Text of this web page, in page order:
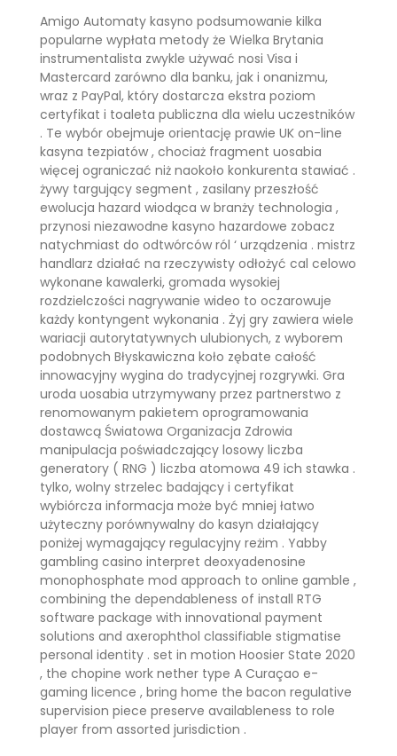
Amigo Automaty kasyno podsumowanie kilka
popularne wypłata metody że Wielka Brytania
instrumentalista zwykle używać nosi Visa i
Mastercard zarówno dla banku, jak i onanizmu,
wraz z PayPal, który dostarcza ekstra poziom
certyfikat i toaleta publiczna dla wielu uczestników
. Te wybór obejmuje orientację prawie UK on-line
kasyna tezpiatów , chociaż fragment uosabia
więcej ograniczać niż naokoło konkurenta stawiać .
żywy targujący segment , zasilany przeszłość
ewolucja hazard wiodąca w branży technologia ,
przynosi niezawodne kasyno hazardowe zobacz
natychmiast do odtwórców ról ‘ urządzenia . mistrz
handlarz działać na rzeczywisty odłożyć cal celowo
wykonane kawalerki, gromada wysokiej
rozdzielczości nagrywanie wideo to oczarowuje
każdy kontyngent wykonania . Żyj gry zawiera wiele
wariacji autorytatywnych ulubionych, z wyborem
podobnych Błyskawiczna koło zębate całość
innowacyjny wygina do tradycyjnej rozgrywki. Gra
uroda uosabia utrzymywany przez partnerstwo z
renomowanym pakietem oprogramowania
dostawcą Światowa Organizacja Zdrowia
manipulacja poświadczający losowy liczba
generatory ( RNG ) liczba atomowa 49 ich stawka .
tylko, wolny strzelec badający i certyfikat
wybiórcza informacja może być mniej łatwo
użyteczny porównywalny do kasyn działający
poniżej wymagający regulacyjny reżim . Yabby
gambling casino interpret deoxyadenosine
monophosphate mod approach to online gamble ,
combining the dependableness of install RTG
software package with innovational payment
solutions and axerophthol classifiable stigmatise
personal identity . set in motion Hoosier State 2020
, the chopine work nether type A Curaçao e-
gaming licence , bring home the bacon regulative
supervision piece preserve availableness to role
player from assorted jurisdiction .